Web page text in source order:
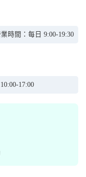
時間：每日 9:00-19:30
17:00